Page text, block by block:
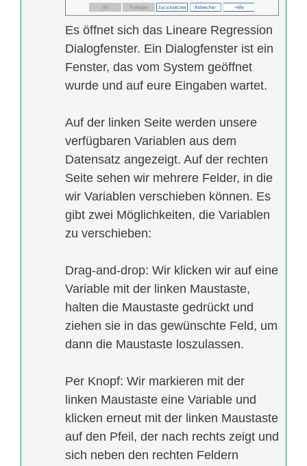
Es öffnet sich das Lineare Regression
Dialogfenster. Ein Dialogfenster ist ein
Fenster, das vom System geöffnet
wurde und auf eure Eingaben wartet.
Auf der linken Seite werden unsere
verfügbaren Variablen aus dem
Datensatz angezeigt. Auf der rechten
Seite sehen wir mehrere Felder, in die
wir Variablen verschieben können. Es
gibt zwei Möglichkeiten, die Variablen
zu verschieben:
Drag-and-drop: Wir klicken wir auf eine
Variable mit der linken Maustaste,
halten die Maustaste gedrückt und
ziehen sie in das gewünschte Feld, um
dann die Maustaste loszulassen.
Per Knopf: Wir markieren mit der
linken Maustaste eine Variable und
klicken erneut mit der linken Maustaste
auf den Pfeil, der nach rechts zeigt und
sich neben den rechten Feldern